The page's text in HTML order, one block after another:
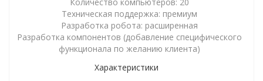
​​​​​​​Техническая поддержка: премиум
Разработка робота: расширенная
Разработка компонентов (добавление специфического
функционала по желанию клиента)​​​​​​​
Характеристики